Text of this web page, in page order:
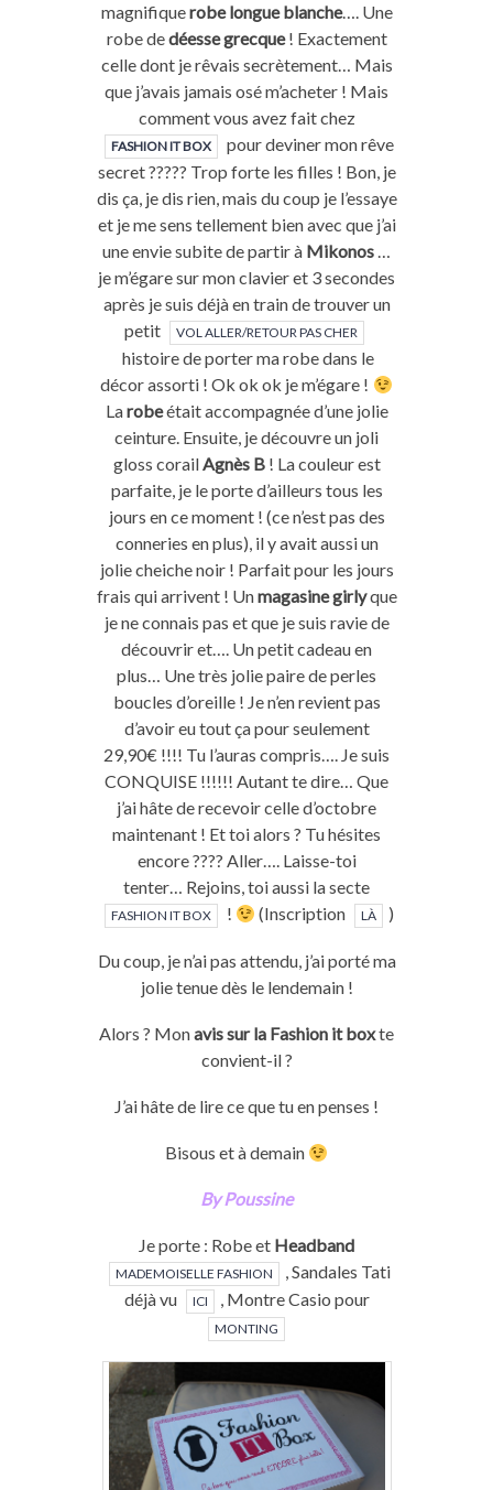
magnifiquerobe longue blanche…. Une
robe dedéesse grecque! Exactement
celle dont je rêvais secrètement… Mais
que j’avais jamais osé m’acheter ! Mais
comment vous avez fait chez
FASHION IT BOX
pour deviner mon rêve
secret ????? Trop forte les filles ! Bon, je
dis ça, je dis rien, mais du coup je l’essaye
et je me sens tellement bien avec que j’ai
une envie subite de partir à Mikonos …
je m’égare sur mon clavier et 3 secondes
après je suis déjà en train de trouver un
petit
VOL ALLER/RETOUR PAS CHER
histoire de porter ma robe dans le
décor assorti ! Ok ok ok je m’égare !
Larobeétait accompagnée d’une jolie
ceinture. Ensuite, je découvre un joli
gloss corailAgnès B ! La couleur est
parfaite, je le porte d’ailleurs tous les
jours en ce moment ! (ce n’est pas des
conneries en plus), il y avait aussi un
jolie cheiche noir ! Parfait pour les jours
frais qui arrivent ! Unmagasine girlyque
je ne connais pas et que je suis ravie de
découvrir et…. Un petit cadeau en
plus… Une très jolie paire de perles
boucles d’oreille ! Je n’en revient pas
d’avoir eu tout ça pour seulement
29,90€ !!!! Tu l’auras compris…. Je suis
CONQUISE !!!!!! Autant te dire… Que
j’ai hâte de recevoir celle d’octobre
maintenant ! Et toi alors ? Tu hésites
encore ???? Aller…. Laisse-toi
tenter… Rejoins, toi aussi la secte
FASHION IT BOX ! (Inscription LÀ )
Du coup, je n’ai pas attendu, j’ai porté ma
jolie tenue dès le lendemain !
Alors ? Monavis sur la Fashion it boxte
convient-il ?
J’ai hâte de lire ce que tu en penses !
Bisous et à demain
By Poussine
Je porte : Robe et Headband
MADEMOISELLE FASHION
, Sandales Tati
déjà vu
ICI , Montre Casio pour
MONTING